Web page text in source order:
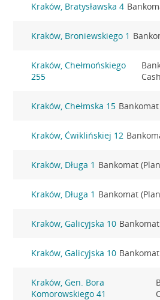
Kraków, Bratysławska 4
Kraków, Broniewskiego 1
Kraków, Chełmońskiego
255
Kraków, Chełmska 15
Kraków, Ćwiklińskiej 12
Kraków, Długa 1 Bankomat
Kraków, Długa 1 Bankomat
Kraków, Galicyjska 10
Kraków, Galicyjska 10
Kraków, Gen. Bora
Komorowskiego 41